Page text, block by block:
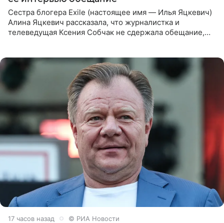
Сестра блогера Exile (настоящее имя — Илья Яцкевич)
Алина Яцкевич рассказала, что журналистка и
телеведущая Ксения Собчак не сдержала обещание,
17 часов назад © РИА Новости